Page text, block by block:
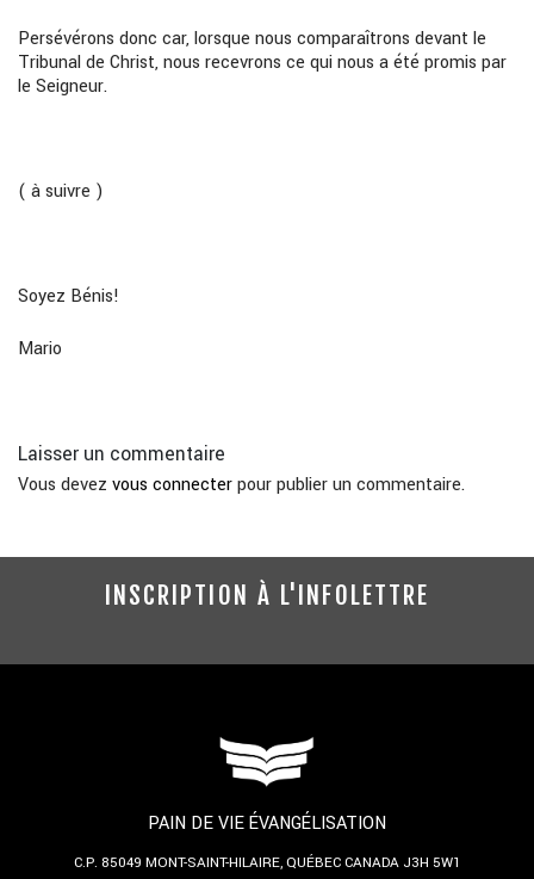
Persévérons donc car, lorsque nous comparaîtrons devant le
Tribunal de Christ, nous recevrons ce qui nous a été promis par
le Seigneur.
( à suivre )
Soyez Bénis!
Mario
Laisser un commentaire
Vous devez vous connecterpour publier un commentaire.
INSCRIPTION À L'INFOLETTRE
PAIN DE VIE ÉVANGÉLISATION
C.P. 85049 MONT-SAINT-HILAIRE, QUÉBECCANADA J3H 5W1